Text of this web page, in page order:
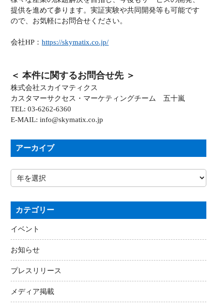
提供を進めて参ります。実証実験や共同開発等も可能です
ので、お気軽にお問合せください。
会社HP：https://skymatix.co.jp/
＜ 本件に関するお問合せ先 ＞
株式会社スカイマティクス
カスタマーサクセス・マーケティングチーム 五十嵐
TEL: 03-6262-6360
E-MAIL: info@skymatix.co.jp
アーカイブ
カテゴリー
イベント
お知らせ
プレスリリース
メディア掲載